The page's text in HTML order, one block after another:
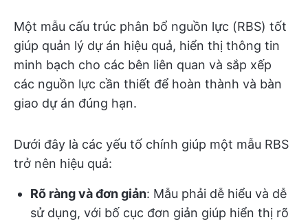
Một mẫu cấu trúc phân bổ nguồn lực (RBS) tốt
giúp quản lý dự án hiệu quả, hiển thị thông tin
minh bạch cho các bên liên quan và sắp xếp
các nguồn lực cần thiết để hoàn thành và bàn
giao dự án đúng hạn.
Dưới đây là các yếu tố chính giúp một mẫu RBS
trở nên hiệu quả:
Rõ ràng và đơn giản: Mẫu phải dễ hiểu và dễ
sử dụng, với bố cục đơn giản giúp hiển thị rõ